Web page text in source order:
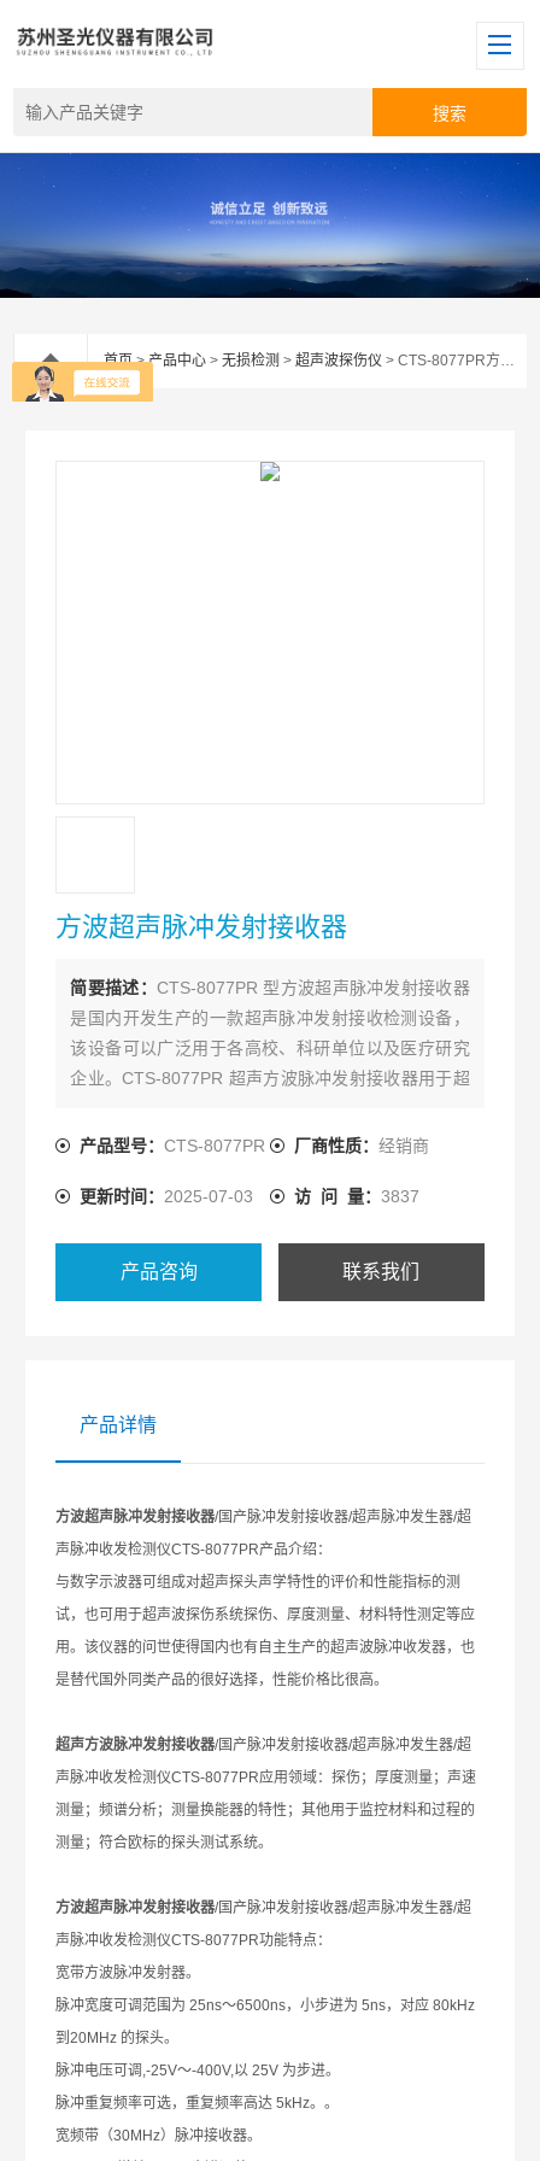
首页>产品中心 >无损检测 >超声波探伤仪 > CTS-8077PR方波超声脉冲发射接收器
方波超声脉冲发射接收器
简要描述： CTS-8077PR 型方波超声脉冲发射接收器
是国内开发生产的一款超声脉冲发射接收检测设备，
该设备可以广泛用于各高校、科研单位以及医疗研究
企业。CTS-8077PR 超声方波脉冲发射接收器用于超
用。
产品型号：CTS-8077PR 厂商性质： 经销商
更新时间： 2025-07-03 访 问 量： 3837
产品咨询 联系我们
产品详情
方波超声脉冲发射接收器/国产脉冲发射接收器/超声脉冲发生器/超
声脉冲收发检测仪CTS-8077PR产品介绍：
与数字示波器可组成对超声探头声学特性的评价和性能指标的测
试，也可用于超声波探伤系统探伤、厚度测量、材料特性测定等应
用。该仪器的问世使得国内也有自主生产的超声波脉冲收发器，也
是替代国外同类产品的很好选择，性能价格比很高。
超声方波脉冲发射接收器/国产脉冲发射接收器/超声脉冲发生器/超
声脉冲收发检测仪CTS-8077PR应用领域：探伤；厚度测量；声速
测量；频谱分析；测量换能器的特性；其他用于监控材料和过程的
测量；符合欧标的探头测试系统。
方波超声脉冲发射接收器/国产脉冲发射接收器/超声脉冲发生器/超
声脉冲收发检测仪CTS-8077PR功能特点：
宽带方波脉冲发射器。
脉冲宽度可调范围为 25ns～6500ns，小步进为 5ns，对应 80kHz
到20MHz 的探头。
脉冲电压可调 ,-25V～-400V,以 25V 为步进。
脉冲重复频率可选，重复频率高达 5kHz。。
宽频带（30MHz）脉冲接收器。